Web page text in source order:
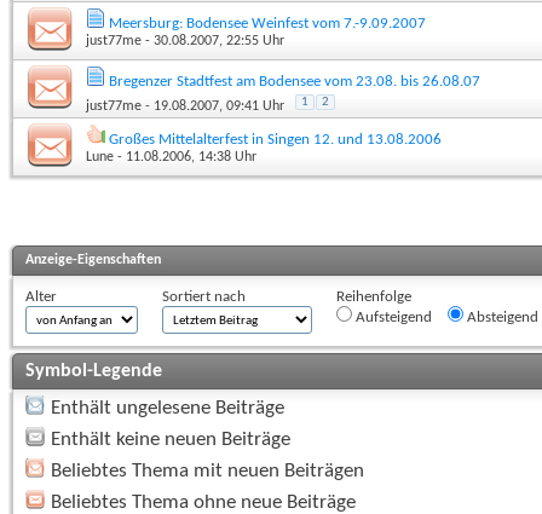
Meersburg: Bodensee Weinfest vom 7.-9.09.2007
just77me - 30.08.2007, 22:55 Uhr
Bregenzer Stadtfest am Bodensee vom 23.08. bis 26.08.07
just77me - 19.08.2007, 09:41 Uhr 1 2
Großes Mittelalterfest in Singen 12. und 13.08.2006
Lune - 11.08.2006, 14:38 Uhr
Anzeige-Eigenschaften
Alter Sortiert nach
Reihenfolge
Aufsteigend
Absteigend
Symbol-Legende
Enthält ungelesene Beiträge
Enthält keine neuen Beiträge
Beliebtes Thema mit neuen Beiträgen
Beliebtes Thema ohne neue Beiträge